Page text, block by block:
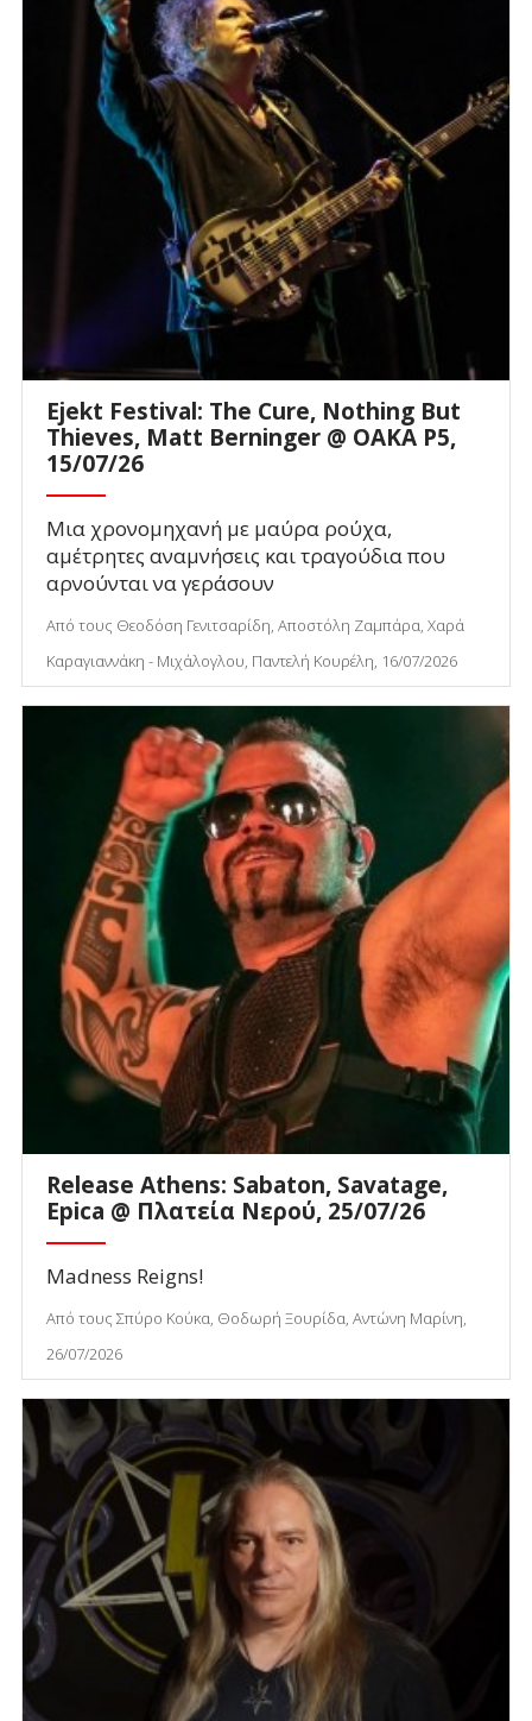
Ejekt Festival: The Cure, Nothing But
Thieves, Matt Berninger @ ΟΑΚΑ P5,
15/07/26
Μια χρονομηχανή με μαύρα ρούχα,
αμέτρητες αναμνήσεις και τραγούδια που
αρνούνται να γεράσουν
Από τους Θεοδόση Γενιτσαρίδη, Αποστόλη Ζαμπάρα, Χαρά
Καραγιαννάκη - Μιχάλογλου, Παντελή Κουρέλη, 16/07/2026
Release Athens: Sabaton, Savatage,
Epica @ Πλατεία Νερού, 25/07/26
Madness Reigns!
Από τους Σπύρο Κούκα, Θοδωρή Ξουρίδα, Αντώνη Μαρίνη,
26/07/2026